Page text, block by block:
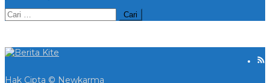
Cari
untuk:
Hak Cipta © Newkarma